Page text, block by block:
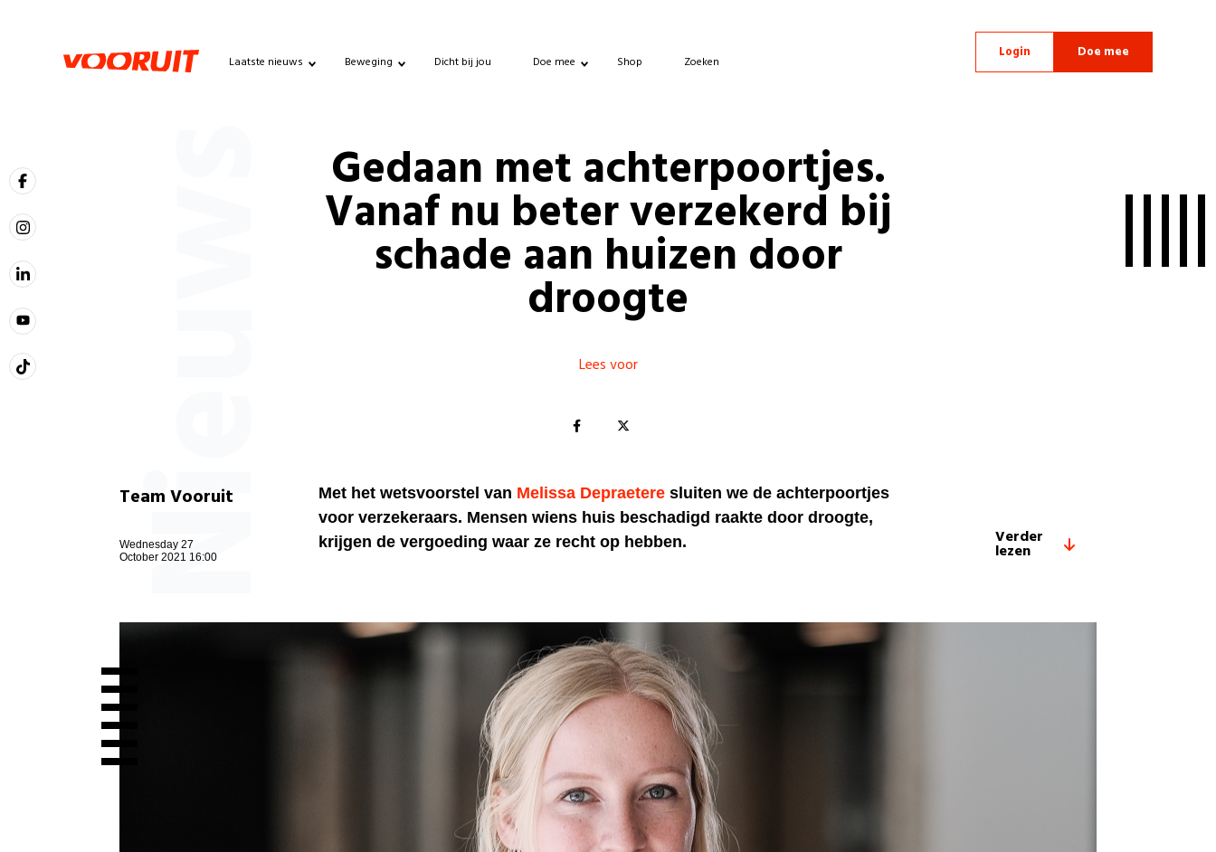
Laatste nieuws Beweging Dicht bij jou Doe mee Shop Zoeken
Login Doe mee
NieuwsGedaan met achterpoortjes.
Vanaf nu beter verzekerd bij
schade aan huizen door
droogte
Lees voor
Team Vooruit
Wednesday 27
October 2021 16:00
Met het wetsvoorstel van Melissa Depraeteresluiten we de achterpoortjes
voor verzekeraars. Mensen wiens huis beschadigd raakte door droogte,
krijgen de vergoeding waar ze recht op hebben.
Verder
lezen